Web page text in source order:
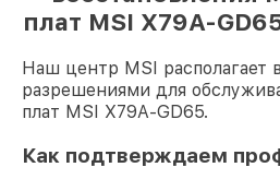
плат MSI X79A-
Наш центр MSI располагает
разрешениями для
плат MSI X79A-GD65.
Как подтверждаем